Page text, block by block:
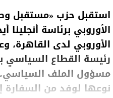
استقبل حزب «مستقبل
الأوروبي برئاسة
الأوروبي لدى القاهرة،
رئيسة القطاع
مسؤول الملف
نوعها لوفد من السفارة